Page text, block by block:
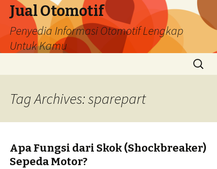
Jual Otomotif
Penyedia Informasi Otomotif Lengkap
Untuk Kamu
Search
for:
Tag Archives: sparepart
Apa Fungsi dari Skok (Shockbreaker)
Sepeda Motor?